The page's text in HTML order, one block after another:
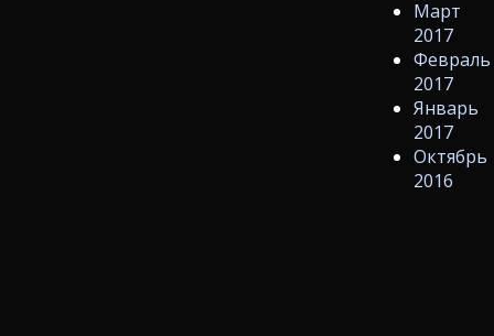
Март
2017
Февраль
2017
Январь
2017
Октябрь
2016